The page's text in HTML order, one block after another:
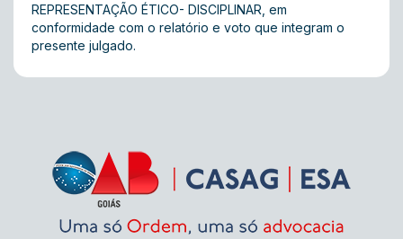
REPRESENTAÇÃO ÉTICO- DISCIPLINAR, em
conformidade com o relatório e voto que integram o
presente julgado.